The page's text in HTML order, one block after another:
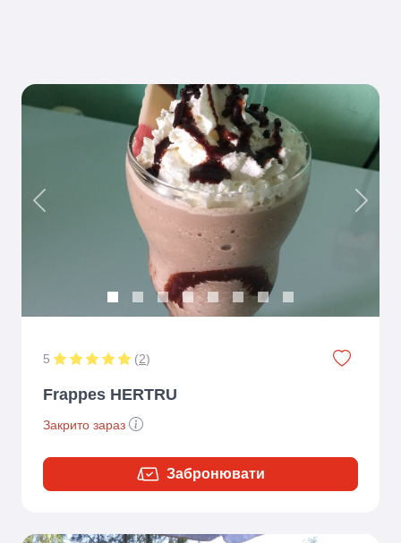
Previous Next
5 (2)
Frappes HERTRU
Закрито зараз
Забронювати